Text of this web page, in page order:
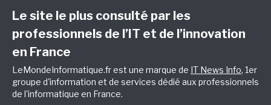
Le site le plus consulté par les
professionnels de l’IT et de l’innovation
en France
LeMondeInformatique.fr est une marque de IT News Info, 1er
groupe d'information et de services dédié aux professionnels
de l'informatique en France.